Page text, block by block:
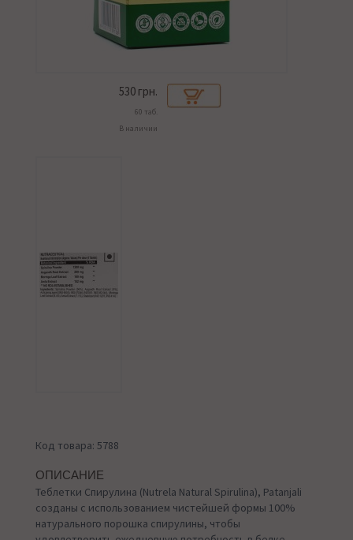
530 грн.
60 таб.
В наличии
Код товара: 5788
ОПИСАНИЕ
Теблетки Спирулина (Nutrela Natural Spirulina), Patanjali
созданы с использованием чистейшей формы 100%
натурального порошка спирулины, чтобы